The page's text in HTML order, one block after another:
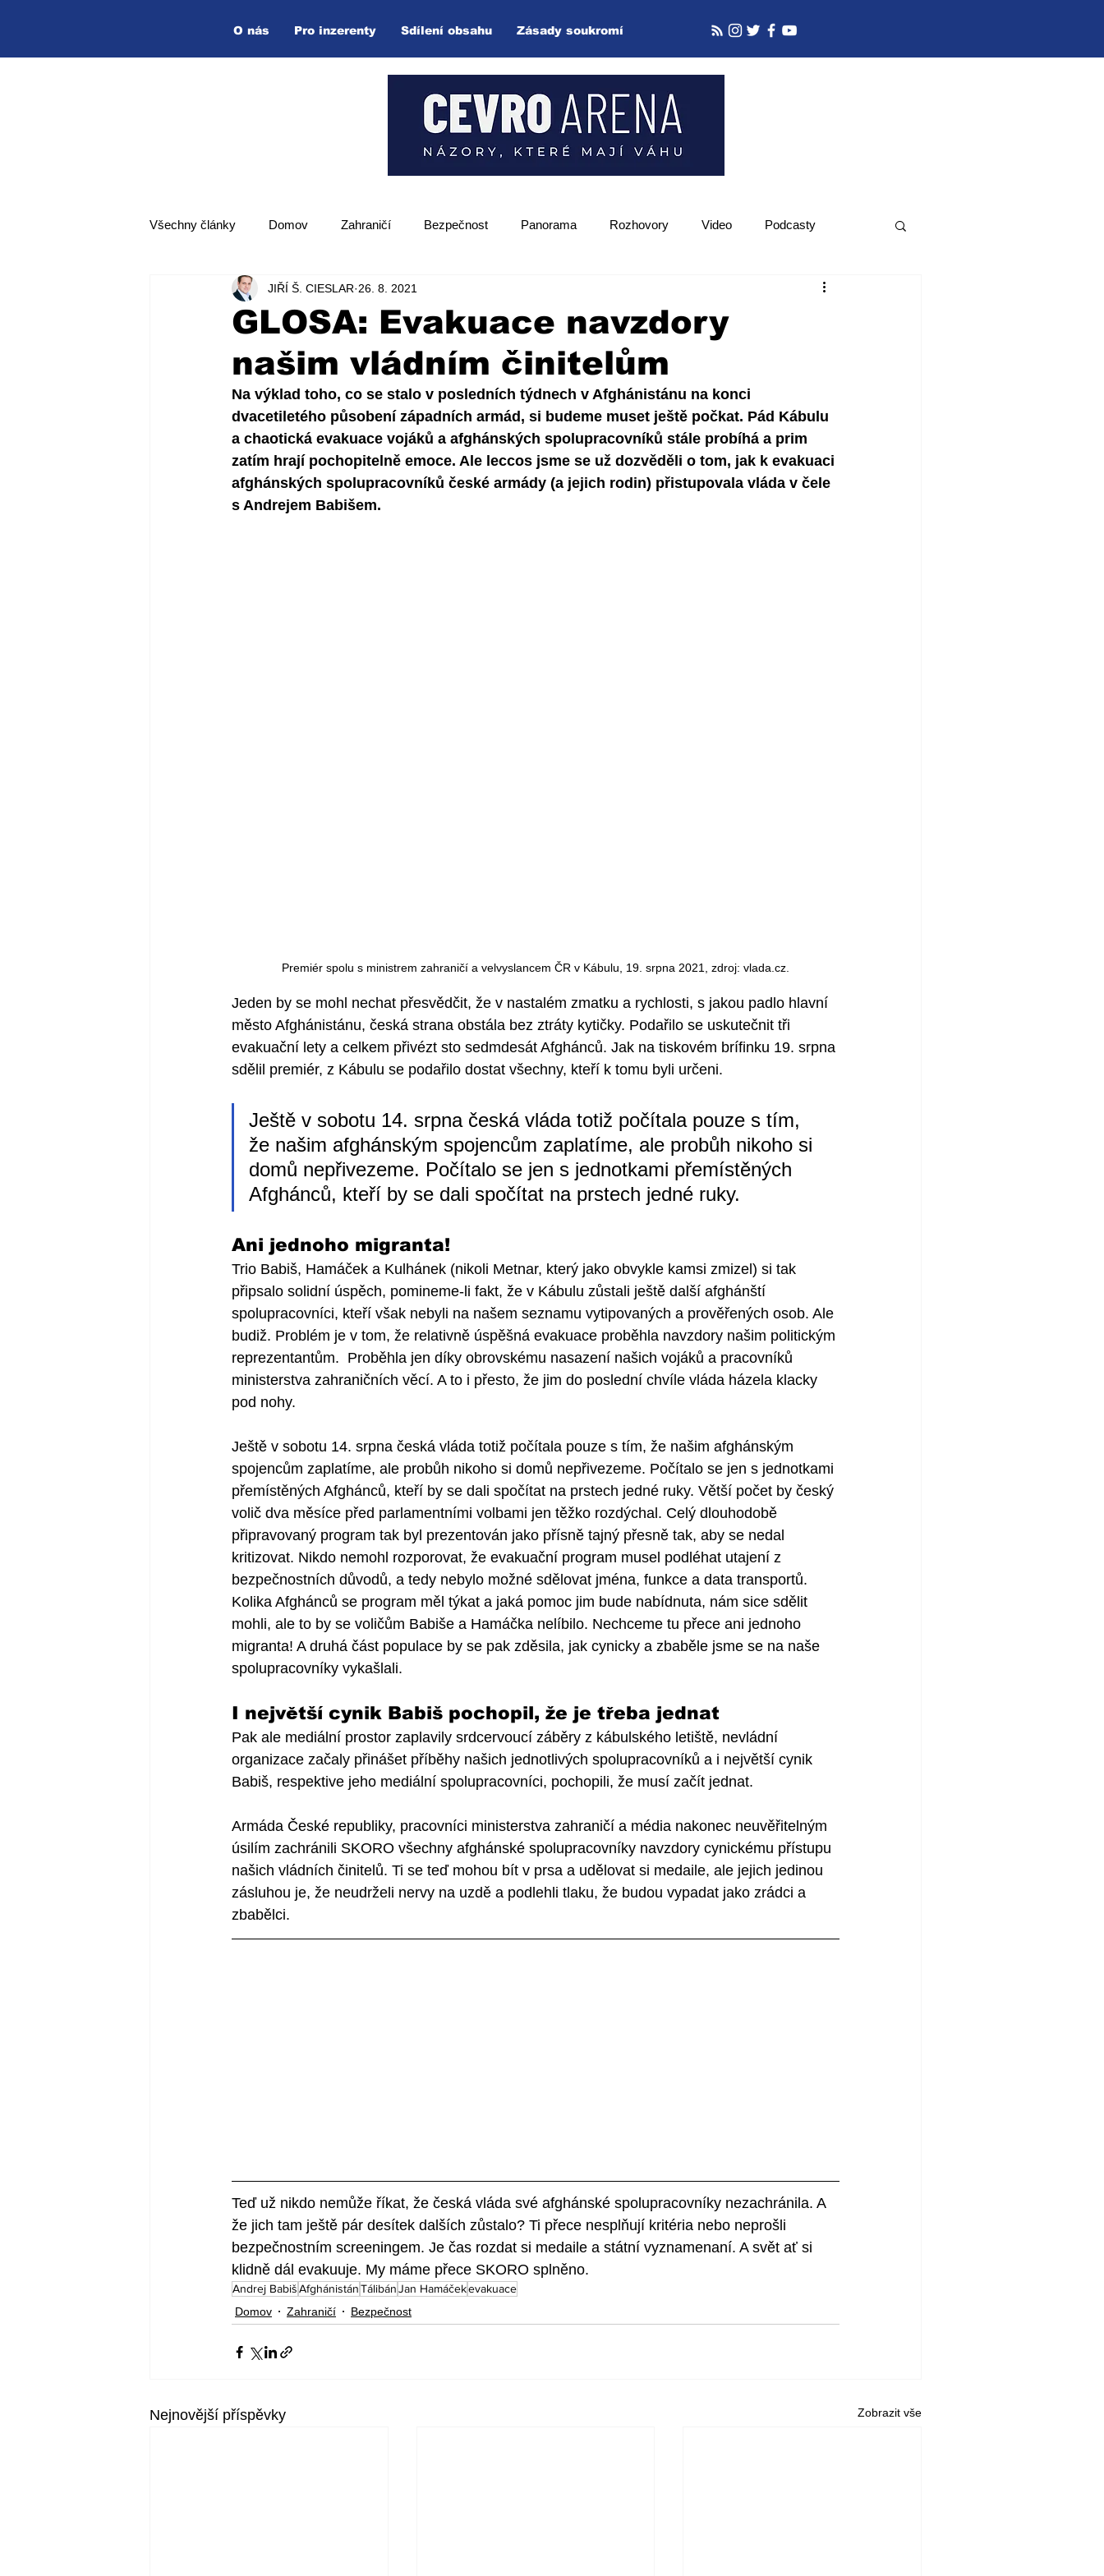
O nás Pro inzerenty Sdílení obsahu Zásady soukromí
Všechny články Domov Zahraničí Bezpečnost Panorama Rozhovory Video Podcasty
Hlavní zpráva Top zpráva Zpětný projektor
GLOSA: Evakuace navzdory
našim vládním činitelům
JIŘÍ Š. CIESLAR 26. 8. 2021
Na výklad toho, co se stalo v posledních týdnech v Afghánistánu na konci
dvacetiletého působení západních armád, si budeme muset ještě počkat. Pád Kábulu
a chaotická evakuace vojáků a afghánských spolupracovníků stále probíhá a prim
zatím hrají pochopitelně emoce. Ale leccos jsme se už dozvěděli o tom, jak k evakuaci
afghánských spolupracovníků české armády (a jejich rodin) přistupovala vláda v čele
s Andrejem Babišem.
Premiér spolu s ministrem zahraničí a velvyslancem ČR v Kábulu, 19. srpna 2021, zdroj: vlada.cz.
Jeden by se mohl nechat přesvědčit, že v nastalém zmatku a rychlosti, s jakou padlo hlavní
město Afghánistánu, česká strana obstála bez ztráty kytičky. Podařilo se uskutečnit tři
evakuační lety a celkem přivézt sto sedmdesát Afghánců. Jak na tiskovém brífinku 19. srpna
sdělil premiér, z Kábulu se podařilo dostat všechny, kteří k tomu byli určeni.
Ještě v sobotu 14. srpna česká vláda totiž počítala pouze s tím,
že našim afghánským spojencům zaplatíme, ale probůh nikoho si
domů nepřivezeme. Počítalo se jen s jednotkami přemístěných
Afghánců, kteří by se dali spočítat na prstech jedné ruky.
Ani jednoho migranta!
Trio Babiš, Hamáček a Kulhánek (nikoli Metnar, který jako obvykle kamsi zmizel) si tak
připsalo solidní úspěch, pomineme-li fakt, že v Kábulu zůstali ještě další afghánští
spolupracovníci, kteří však nebyli na našem seznamu vytipovaných a prověřených osob. Ale
budiž. Problém je v tom, že relativně úspěšná evakuace proběhla navzdory našim politickým
reprezentantům.  Proběhla jen díky obrovskému nasazení našich vojáků a pracovníků
ministerstva zahraničních věcí. A to i přesto, že jim do poslední chvíle vláda házela klacky
pod nohy.
Ještě v sobotu 14. srpna česká vláda totiž počítala pouze s tím, že našim afghánským
spojencům zaplatíme, ale probůh nikoho si domů nepřivezeme. Počítalo se jen s jednotkami
přemístěných Afghánců, kteří by se dali spočítat na prstech jedné ruky. Větší počet by český
volič dva měsíce před parlamentními volbami jen těžko rozdýchal. Celý dlouhodobě
připravovaný program tak byl prezentován jako přísně tajný přesně tak, aby se nedal
kritizovat. Nikdo nemohl rozporovat, že evakuační program musel podléhat utajení z
bezpečnostních důvodů, a tedy nebylo možné sdělovat jména, funkce a data transportů.
Kolika Afghánců se program měl týkat a jaká pomoc jim bude nabídnuta, nám sice sdělit
mohli, ale to by se voličům Babiše a Hamáčka nelíbilo. Nechceme tu přece ani jednoho
migranta! A druhá část populace by se pak zděsila, jak cynicky a zbaběle jsme se na naše
spolupracovníky vykašlali.
I největší cynik Babiš pochopil, že je třeba jednat
Pak ale mediální prostor zaplavily srdcervoucí záběry z kábulského letiště, nevládní
organizace začaly přinášet příběhy našich jednotlivých spolupracovníků a i největší cynik
Babiš, respektive jeho mediální spolupracovníci, pochopili, že musí začít jednat.
Armáda České republiky, pracovníci ministerstva zahraničí a média nakonec neuvěřitelným
úsilím zachránili SKORO všechny afghánské spolupracovníky navzdory cynickému přístupu
našich vládních činitelů. Ti se teď mohou bít v prsa a udělovat si medaile, ale jejich jedinou
zásluhou je, že neudrželi nervy na uzdě a podlehli tlaku, že budou vypadat jako zrádci a
zbabělci.
Teď už nikdo nemůže říkat, že česká vláda své afghánské spolupracovníky nezachránila. A
že jich tam ještě pár desítek dalších zůstalo? Ti přece nesplňují kritéria nebo neprošli
bezpečnostním screeningem. Je čas rozdat si medaile a státní vyznamenaní. A svět ať si
klidně dál evakuuje. My máme přece SKORO splněno.
Andrej BabišAfghánistánTálibánJan Hamáčekevakuace
Domov
Zahraničí Bezpečnost
Nejnovější příspěvky Zobrazit vše